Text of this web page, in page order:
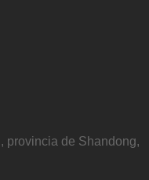
provincia de Shandong,